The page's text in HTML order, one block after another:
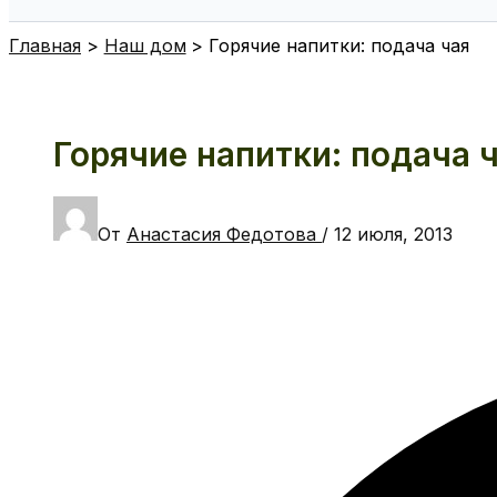
Главная Наш дом Горячие напитки: подача чая
Горячие напитки: подача
От Анастасия Федотова / 12 июля, 2013